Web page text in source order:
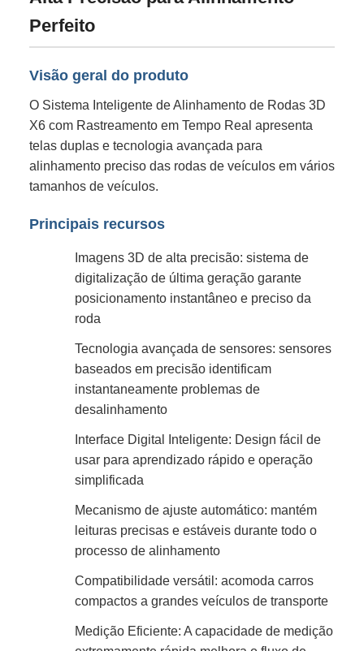
Perfeito
Visão geral do produto
O Sistema Inteligente de Alinhamento de Rodas 3D
X6 com Rastreamento em Tempo Real apresenta
telas duplas e tecnologia avançada para
alinhamento preciso das rodas de veículos em vários
tamanhos de veículos.
Principais recursos
Imagens 3D de alta precisão: sistema de
digitalização de última geração garante
posicionamento instantâneo e preciso da
roda
Tecnologia avançada de sensores: sensores
baseados em precisão identificam
instantaneamente problemas de
desalinhamento
Interface Digital Inteligente: Design fácil de
usar para aprendizado rápido e operação
simplificada
Mecanismo de ajuste automático: mantém
leituras precisas e estáveis ​​durante todo o
processo de alinhamento
Compatibilidade versátil: acomoda carros
compactos a grandes veículos de transporte
Medição Eficiente: A capacidade de medição